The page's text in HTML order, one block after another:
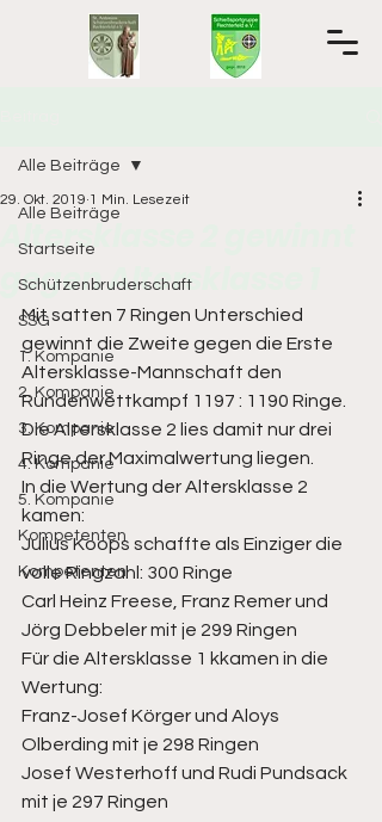
Alle Beiträge
Startseite
Schützenbruderschaft
SSG
1. Kompanie
2. Kompanie
3. Kompanie
4. Kompanie
5. Kompanie
Kompetenten
Kompetenten
Alle Beiträge
Altersklasse 2 gewinnt
gegen Altersklasse 1
29. Okt. 2019 1 Min. Lesezeit
Mit satten 7 Ringen Unterschied
gewinnt die Zweite gegen die Erste
Altersklasse-Mannschaft den
Rundenwettkampf 1197 : 1190 Ringe.
Die Altersklasse 2 lies damit nur drei
Ringe der Maximalwertung liegen.
In die Wertung der Altersklasse 2
kamen:
Julius Koops schaffte als Einziger die
volle Ringzahl: 300 Ringe
Carl Heinz Freese, Franz Remer und
Jörg Debbeler mit je 299 Ringen
Für die Altersklasse 1 kkamen in die
Wertung:
Franz-Josef Körger und Aloys
Olberding mit je 298 Ringen
Josef Westerhoff und Rudi Pundsack
mit je 297 Ringen